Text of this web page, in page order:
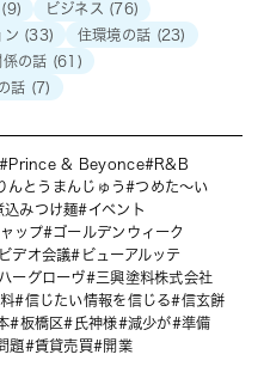
(9) ビジネス (76)
ン (33) 住環境の話 (23)
係の話 (61)
話 (7)
Prince & Beyonce
R&B
んとうまんじゅう
つめた～い
込みつけ麺
イベント
ップ
ゴールデンウィーク
デオ会議
ビューアルッテ
ーグローヴ
三興塗料株式会社
信じたい情報を信じる
信玄餅
板橋区 氏神様 減少が
準備
題 賃貸売買
開業